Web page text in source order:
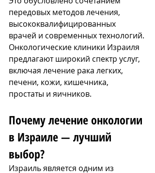
передовых методов лечения,
высококвалифицированных
врачей и современных технологий.
Онкологические клиники Израиля
предлагают широкий спектр услуг,
включая лечение рака легких,
печени, кожи, кишечника,
простаты и яичников.
Почему лечение онкологии
в Израиле — лучший
выбор?
Израиль является одним из